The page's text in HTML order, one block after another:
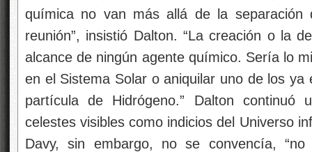
química no van más allá de la
reunión”, insistió Dalton. “La creación o la
alcance de ningún agente químico. Sería lo
en el Sistema Solar o aniquilar uno de los
partícula de Hidrógeno.” Dalton
celestes visibles como indicios del Universo
Davy, sin embargo, no se convencía,